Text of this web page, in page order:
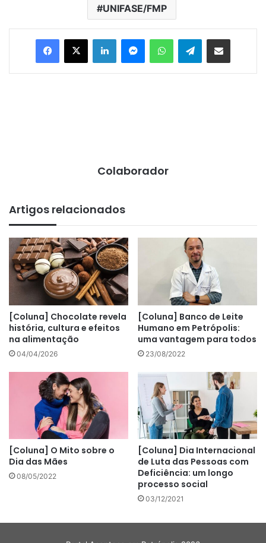
UNIFASE/FMP
Telegram
Colaborador
Artigos relacionados
[Coluna] Chocolate revela
história, cultura e efeitos
na alimentação
04/04/2026
[Coluna] Banco de Leite
Humano em Petrópolis:
uma vantagem para todos
23/08/2022
[Coluna] O Mito sobre o
Dia das Mães
08/05/2022
[Coluna] Dia Internacional
de Luta das Pessoas com
Deficiência: um longo
processo social
03/12/2021